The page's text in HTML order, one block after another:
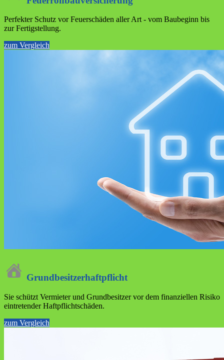
Perfekter Schutz vor Feuerschäden aller Art - vom Baubeginn bis
zur Fertigstellung.
zum Vergleich
Grundbesitzer­haftpflicht
Sie schützt Vermieter und Grundbesitzer vor dem finanziellen Risiko
eintretender Haftpflichtschäden.
zum Vergleich